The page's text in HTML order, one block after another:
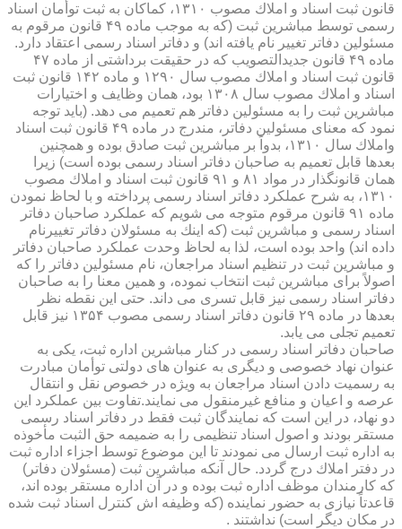
قانون ثبت اسناد و املاك مصوب ۱۳۱۰، كماكان به ثبت توأمان اسناد
رسمی توسط مباشرین ثبت (كه به موجب ماده ۴۹ قانون مرقوم به
مسئولین دفاتر تغییر نام یافته اند) و دفاتر اسناد رسمی اعتقاد دارد.
ماده ۴۹ قانون جدیدالتصویب كه در حقیقت برداشتی از ماده ۴۷
قانون ثبت اسناد و املاك مصوب سال ۱۲۹۰ و ماده ۱۴۲ قانون ثبت
اسناد و املاك مصوب سال ۱۳۰۸ بود، همان وظایف و اختیارات
مباشرین ثبت را به مسئولین دفاتر هم تعمیم می دهد. (باید توجه
نمود كه معنای مسئولین دفاتر، مندرج در ماده ۴۹ قانون ثبت اسناد
واملاك سال ۱۳۱۰، بدواً بر مباشرین ثبت صادق بوده و همچنین
بعدها قابل تعمیم به صاحبان دفاتر اسناد رسمی بوده است) زیرا
همان قانونگذار در مواد ۸۱ و ۹۱ قانون ثبت اسناد و املاك مصوب
۱۳۱۰، به شرح عملكرد دفاتر اسناد رسمی پرداخته و با لحاظ نمودن
ماده ۹۱ قانون مرقوم متوجه می شویم كه عملكرد صاحبان دفاتر
اسناد رسمی و مباشرین ثبت (كه اینك به مسئولان دفاتر تغییرنام
داده اند) واحد بوده است، لذا به لحاظ وحدت عملكرد صاحبان دفاتر
و مباشرین ثبت در تنظیم اسناد مراجعان، نام مسئولین دفاتر را كه
اصولاً برای مباشرین ثبت انتخاب نموده، و همین معنا را به صاحبان
دفاتر اسناد رسمی نیز قابل تسری می داند. حتی این نقطه نظر
بعدها در ماده ۲۹ قانون دفاتر اسناد رسمی مصوب ۱۳۵۴ نیز قابل
تعمیم تجلی می یابد.
صاحبان دفاتر اسناد رسمی در كنار مباشرین اداره ثبت، یكی به
عنوان نهاد خصوصی و دیگری به عنوان های دولتی توأمان مبادرت
به رسمیت دادن اسناد مراجعان به ویژه در خصوص نقل و انتقال
عرصه و اعیان و منافع غیرمنقول می نمایند.تفاوت بین عملكرد این
دو نهاد، در این است كه نمایندگان ثبت فقط در دفاتر اسناد رسمی
مستقر بودند و اصول اسناد تنظیمی را به ضمیمه حق الثبت مأخوذه
به اداره ثبت ارسال می نمودند تا این موضوع توسط اجزاء اداره ثبت
در دفتر املاك درج گردد. حال آنكه مباشرین ثبت (مسئولان دفاتر)
كه كارمندان موظف اداره ثبت بوده و در آن اداره مستقر بوده اند،
قاعدتاً نیازی به حضور نماینده (كه وظیفه اش كنترل اسناد ثبت شده
در مكان دیگر است) نداشتند .